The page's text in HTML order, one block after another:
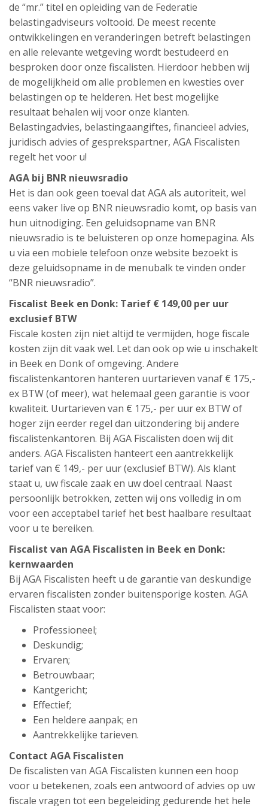
de “mr.” titel en opleiding van de Federatie
belastingadviseurs voltooid. De meest recente
ontwikkelingen en veranderingen betreft belastingen
en alle relevante wetgeving wordt bestudeerd en
besproken door onze fiscalisten. Hierdoor hebben wij
de mogelijkheid om alle problemen en kwesties over
belastingen op te helderen. Het best mogelijke
resultaat behalen wij voor onze klanten.
Belastingadvies, belastingaangiftes, financieel advies,
juridisch advies of gesprekspartner, AGA Fiscalisten
regelt het voor u!
AGA bij BNR nieuwsradio
Het is dan ook geen toeval dat AGA als autoriteit, wel
eens vaker live op BNR nieuwsradio komt, op basis van
hun uitnodiging. Een geluidsopname van BNR
nieuwsradio is te beluisteren op onze homepagina. Als
u via een mobiele telefoon onze website bezoekt is
deze geluidsopname in de menubalk te vinden onder
“BNR nieuwsradio”.
Fiscalist Beek en Donk: Tarief € 149,00 per uur
exclusief BTW
Fiscale kosten zijn niet altijd te vermijden, hoge fiscale
kosten zijn dit vaak wel. Let dan ook op wie u inschakelt
in Beek en Donk of omgeving. Andere
fiscalistenkantoren hanteren uurtarieven vanaf € 175,-
ex BTW (of meer), wat helemaal geen garantie is voor
kwaliteit. Uurtarieven van € 175,- per uur ex BTW of
hoger zijn eerder regel dan uitzondering bij andere
fiscalistenkantoren. Bij AGA Fiscalisten doen wij dit
anders. AGA Fiscalisten hanteert een aantrekkelijk
tarief van € 149,- per uur (exclusief BTW). Als klant
staat u, uw fiscale zaak en uw doel centraal. Naast
persoonlijk betrokken, zetten wij ons volledig in om
voor een acceptabel tarief het best haalbare resultaat
voor u te bereiken.
Fiscalist van AGA Fiscalisten in Beek en Donk:
kernwaarden
Bij AGA Fiscalisten heeft u de garantie van deskundige
ervaren fiscalisten zonder buitensporige kosten. AGA
Fiscalisten staat voor:
Professioneel;
Deskundig;
Ervaren;
Betrouwbaar;
Kantgericht;
Effectief;
Een heldere aanpak; en
Aantrekkelijke tarieven.
Contact AGA Fiscalisten
De fiscalisten van AGA Fiscalisten kunnen een hoop
voor u betekenen, zoals een antwoord of advies op uw
fiscale vragen tot een begeleiding gedurende het hele